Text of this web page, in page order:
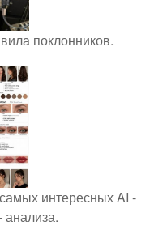
поклонников.
интересных AI -
анализа.